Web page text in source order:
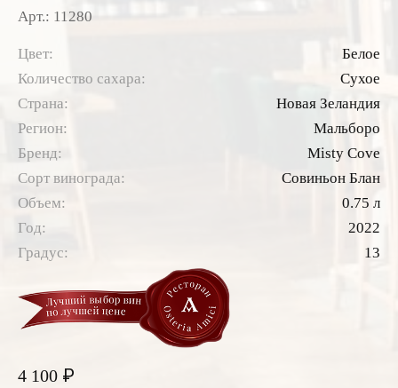
Арт.: 11280
Цвет:
Белое
Количество сахара:
Сухое
Страна:
Новая Зеландия
Регион:
Мальборо
Бренд:
Misty Cove
Сорт винограда:
Совиньон Блан
Объем:
0.75 л
Год:
2022
Градус:
13
4 100 ₽